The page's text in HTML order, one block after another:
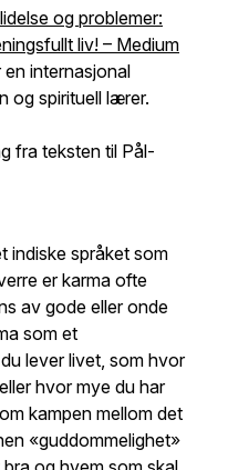
og problemer:
liv! – Medium
internasjonal
og spirituell lærer.
fra teksten til Pål-
indiske språket som
er karma ofte
av gode eller onde
som et
lever livet, som hvor
hvor mye du har
kampen mellom det
«guddommelighet»